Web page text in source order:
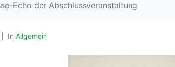
Echo der Abschlussveranstaltung
In Allgemein